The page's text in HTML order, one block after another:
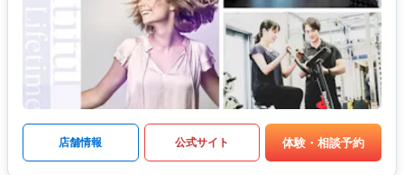
店舗情報 公式サイト 体験・相談予約